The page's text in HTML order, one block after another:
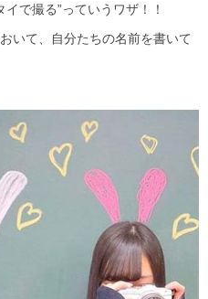
で撮る”っていうワザ！！
いて、自分たちの名前を書いて